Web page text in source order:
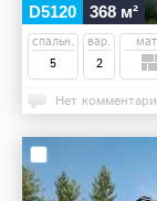
D5120 368 м²
спальн.
5
вар.
2
Нет